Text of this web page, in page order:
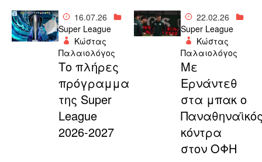
16.07.26
Super League
Κώστας
Παλαιολόγος
Το πλήρες
πρόγραμμα
της Super
League
2026-2027
22.02.26
Super League
Κώστας
Παλαιολόγος
Με
Ερνάντεθ
στα μπακ ο
κόντρα
στον ΟΦΗ